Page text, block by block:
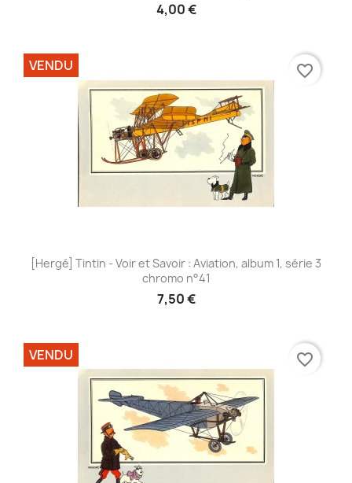
4,00 €
[Hergé] Tintin - Voir et Savoir : Aviation, album 1, série 3
chromo n°41
7,50 €
VENDU favorite_border
VENDU favorite_border